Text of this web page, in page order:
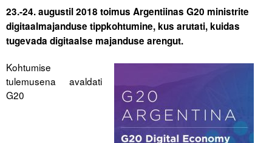
ICC Eesti
Tegevused
Arvamus
23.-24. augustil 2018 toimus Argentiinas G20 ministrite
digitaalmajanduse tippkohtumine, kus arutati, kuidas
tugevada digitaalse majanduse arengut.
Kohtumise
tulemusena avaldati
G20